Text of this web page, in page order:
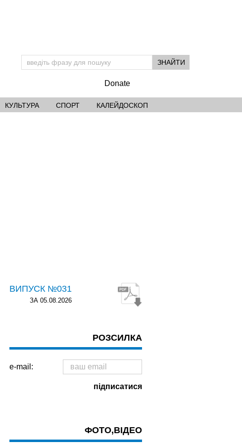
Donate
КУЛЬТУРА СПОРТ КАЛЕЙДОСКОП
ВИПУСК №031
ЗА 05.08.2026
РОЗСИЛКА
e-mail:
ФОТО,ВІДЕО